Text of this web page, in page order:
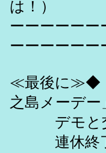
は！）
ーーーーーー
ーーーーーー
≪最後に≫◆
之島メーデー
デモと交
連休終了